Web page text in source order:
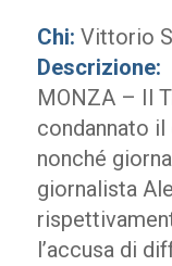
Chi: Vittorio
Descrizione:
MONZA – Il
condannato
nonché
giornalista
l’accusa di